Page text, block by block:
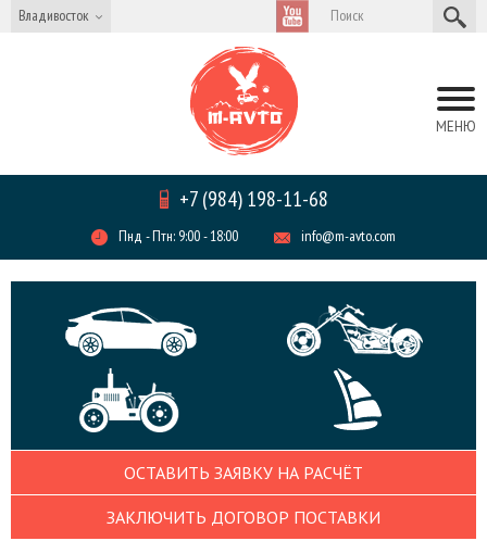
Владивосток
МЕНЮ
Пнд - Птн: 9:00 - 18:00 info@m-avto.com
+7 (984) 198-11-68
ОСТАВИТЬ ЗАЯВКУ НА РАСЧЁТ
ЗАКЛЮЧИТЬ ДОГОВОР ПОСТАВКИ